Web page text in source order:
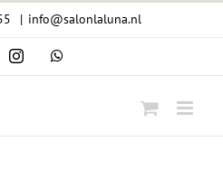
| info@salonlaluna.nl
InstagramWhatsApp